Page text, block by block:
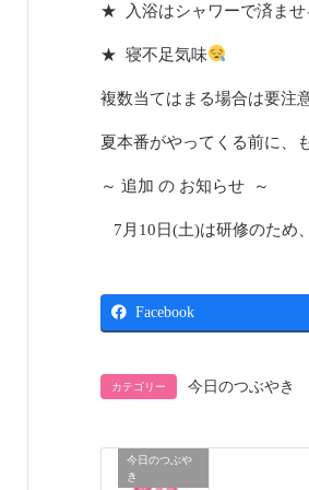
★ 入浴はシャワーで済ませ
★ 寝不足気味
複数当てはまる場合は要注
夏本番がやってくる前に、
～ 追加 の お知らせ ～
7月10日(土)は研修のため
Facebook
カテゴリー 今日のつぶやき
今日のつぶや
き